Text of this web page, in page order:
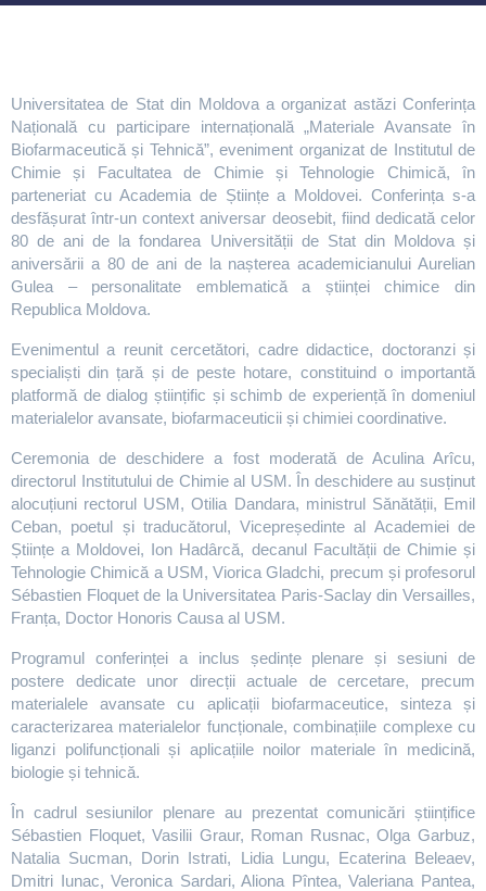
Universitatea de Stat din Moldova a organizat astăzi Conferința
Națională cu participare internațională „Materiale Avansate în
Biofarmaceutică și Tehnică”, eveniment organizat de Institutul de
Chimie și Facultatea de Chimie și Tehnologie Chimică, în
parteneriat cu Academia de Științe a Moldovei. Conferința s-a
desfășurat într-un context aniversar deosebit, fiind dedicată celor
80 de ani de la fondarea Universității de Stat din Moldova și
aniversării a 80 de ani de la nașterea academicianului Aurelian
Gulea – personalitate emblematică a științei chimice din
Republica Moldova.
Evenimentul a reunit cercetători, cadre didactice, doctoranzi și
specialiști din țară și de peste hotare, constituind o importantă
platformă de dialog științific și schimb de experiență în domeniul
materialelor avansate, biofarmaceuticii și chimiei coordinative.
Ceremonia de deschidere a fost moderată de Aculina Arîcu,
directorul Institutului de Chimie al USM. În deschidere au susținut
alocuțiuni rectorul USM, Otilia Dandara, ministrul Sănătății, Emil
Ceban, poetul și traducătorul, Vicepreședinte al Academiei de
Științe a Moldovei, Ion Hadârcă, decanul Facultății de Chimie și
Tehnologie Chimică a USM, Viorica Gladchi, precum și profesorul
Sébastien Floquet de la Universitatea Paris-Saclay din Versailles,
Franța, Doctor Honoris Causa al USM.
Programul conferinței a inclus ședințe plenare și sesiuni de
postere dedicate unor direcții actuale de cercetare, precum
materialele avansate cu aplicații biofarmaceutice, sinteza și
caracterizarea materialelor funcționale, combinațiile complexe cu
liganzi polifuncționali și aplicațiile noilor materiale în medicină,
biologie și tehnică.
În cadrul sesiunilor plenare au prezentat comunicări științifice
Sébastien Floquet, Vasilii Graur, Roman Rusnac, Olga Garbuz,
Natalia Sucman, Dorin Istrati, Lidia Lungu, Ecaterina Beleaev,
Dmitri Iunac, Veronica Sardari, Aliona Pîntea, Valeriana Pantea,